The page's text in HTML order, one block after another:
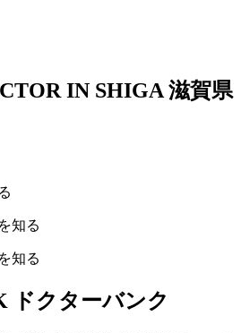
IN SHIGA 滋賀県
を知る
を知る
ドクターバンク